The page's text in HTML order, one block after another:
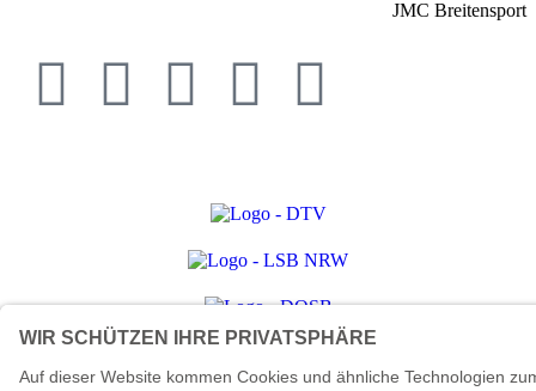
JMC Breitensport